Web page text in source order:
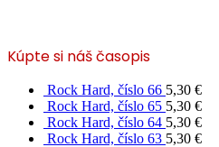
Kúpte si náš časopis
Rock Hard, číslo 66 5,30 €
Rock Hard, číslo 65 5,30 €
Rock Hard, číslo 64 5,30 €
Rock Hard, číslo 63 5,30 €